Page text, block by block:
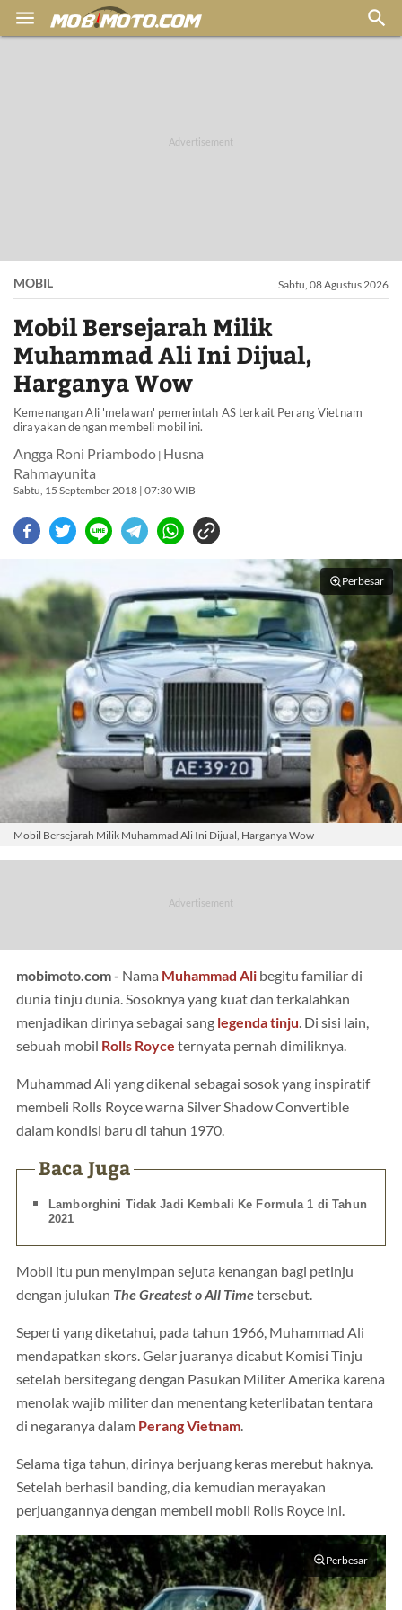
 
MOBIL Sabtu, 08 Agustus 2026
Mobil Bersejarah Milik
Muhammad Ali Ini Dijual,
Harganya Wow
Kemenangan Ali 'melawan' pemerintah AS terkait Perang Vietnam
dirayakan dengan membeli mobil ini.
Angga Roni Priambodo | Husna
Rahmayunita
Sabtu, 15 September 2018 | 07:30 WIB
Perbesar
Mobil Bersejarah Milik Muhammad Ali Ini Dijual, Harganya Wow
mobimoto.com - Nama Muhammad Ali begitu familiar di
dunia tinju dunia. Sosoknya yang kuat dan terkalahkan
menjadikan dirinya sebagai sang legenda tinju. Di sisi lain,
sebuah mobil Rolls Royce ternyata pernah dimiliknya.
Muhammad Ali yang dikenal sebagai sosok yang inspiratif
membeli Rolls Royce warna Silver Shadow Convertible
dalam kondisi baru di tahun 1970.
Baca Juga
Lamborghini Tidak Jadi Kembali Ke Formula 1 di Tahun
2021
Mobil itu pun menyimpan sejuta kenangan bagi petinju
dengan julukan The Greatest o All Timetersebut.
Seperti yang diketahui, pada tahun 1966, Muhammad Ali
mendapatkan skors. Gelar juaranya dicabut Komisi Tinju
setelah bersitegang dengan Pasukan Militer Amerika karena
menolak wajib militer dan menentang keterlibatan tentara
di negaranya dalam Perang Vietnam.
Selama tiga tahun, dirinya berjuang keras merebut haknya.
Setelah berhasil banding, dia kemudian merayakan
perjuangannya dengan membeli mobil Rolls Royce ini.
Perbesar